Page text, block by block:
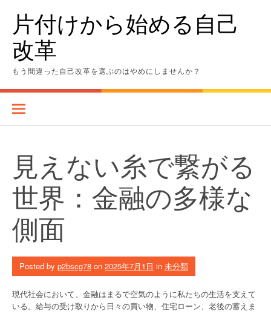
content片付けから始める自己
改革
もう間違った自己改革を選ぶのはやめにしませんか？
見えない糸で繋がる
世界：金融の多様な
側面
Posted by p2bscg78 on 2025年7月1日 in 未分類
現代社会において、金融はまるで空気のように私たちの生活を支えて
いる。給与の受け取りから日々の買い物、住宅ローン、老後の蓄えま